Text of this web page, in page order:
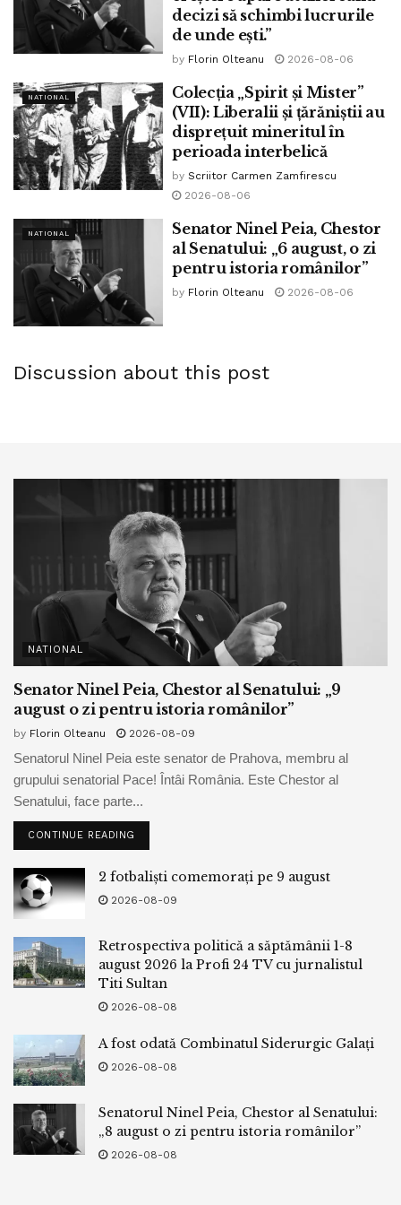
Tags: biserica ortodoxa bpnews crestinism religie
sarbatoare sf ioachim si ana Stela Spataru
decizi să schimbi lucrurile
de unde ești.”
by Florin Olteanu 2026-08-06
NATIONAL
Colecția „Spirit și Mister”
(VII): Liberalii și țărăniștii au
disprețuit mineritul în
perioada interbelică
by Scriitor Carmen Zamfirescu
2026-08-06
NATIONAL
Senator Ninel Peia, Chestor
al Senatului: „6 august, o zi
pentru istoria românilor”
by Florin Olteanu 2026-08-06
Discussion about this post
NATIONAL
Senator Ninel Peia, Chestor al Senatului: „9
august o zi pentru istoria românilor”
by Florin Olteanu 2026-08-09
Senatorul Ninel Peia este senator de Prahova, membru al
grupului senatorial Pace! Întâi România. Este Chestor al
Senatului, face parte...
CONTINUE READING
2 fotbaliști comemorați pe 9 august
2026-08-09
Retrospectiva politică a săptămânii 1-8
august 2026 la Profi 24 TV cu jurnalistul
Titi Sultan
2026-08-08
A fost odată Combinatul Siderurgic Galați
2026-08-08
Senatorul Ninel Peia, Chestor al Senatului:
„8 august o zi pentru istoria românilor”
2026-08-08